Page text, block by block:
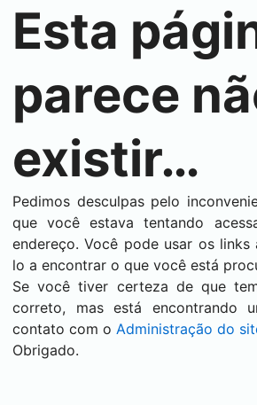
Esta
parece
existir…
Pedimos desculpas pelo
que você estava tentando
endereço. Você pode usar os
lo a encontrar o que você está
Se você tiver certeza de que
correto, mas está encontrando
contato com o Administração do
Obrigado.